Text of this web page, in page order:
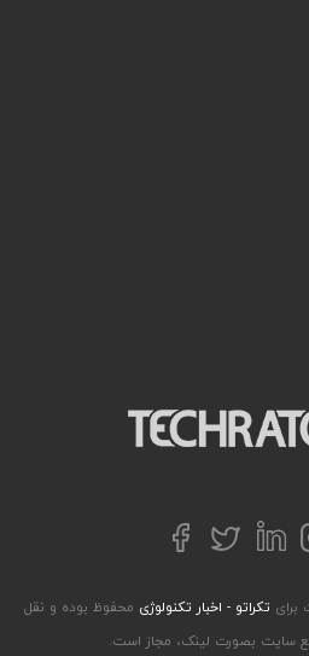
لینکداینتوییترفیسبوک
تکراتو - اخبار تکنولوژی محفوظ بوده و نقل
سایت بصورت لینک، مجاز است.